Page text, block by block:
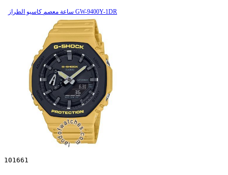
ساعة معصم کاسیو الطراز GW-9400Y-1DR
101661